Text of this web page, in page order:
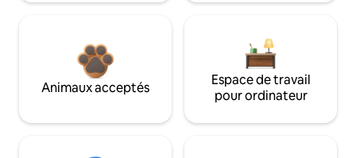
Animaux acceptés
Espace de travail
pour ordinateur